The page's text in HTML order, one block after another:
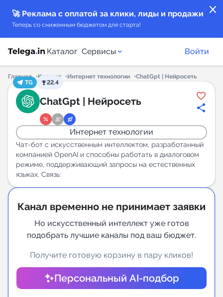
close
🚀 Реклама с оплатой за клики, лиды и продажи
Теперь со сниженным бюджетом для старта!
Каталог Сервисы
Каталог каналов
Каталог ботов
Горящие предложения
Индекс читаемости каналов в Telegram
Аналитика MAX каналов
Индивидуальное сопровождение
Аналитика Telegram
Войти
Главная Каталог Интернет технологии
ChatGpt | Нейросеть
TG
22.4
ChatGpt | Нейросеть
Интернет технологии
Чат-бот с искусственным интеллектом, разработанный
компанией OpenAI и способны работать в диалоговом
режиме, поддерживающий запросы на естественных
языках. Связь:
Канал временно не принимает заявки
Но искусственный интеллект уже готов
подобрать лучшие каналы под ваш бюджет.
Получите готовую корзину в пару кликов!
Персональный AI-подбор